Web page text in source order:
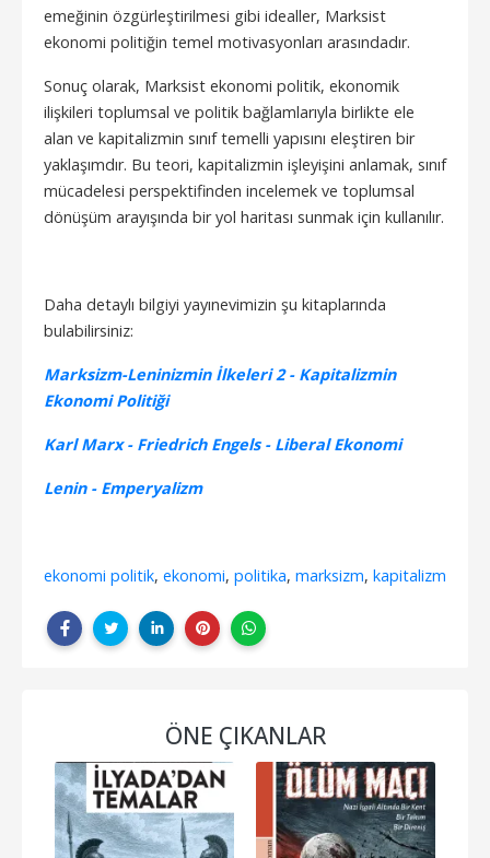
emeğinin özgürleştirilmesi gibi idealler, Marksist
ekonomi politiğin temel motivasyonları arasındadır.
Sonuç olarak, Marksist ekonomi politik, ekonomik
ilişkileri toplumsal ve politik bağlamlarıyla birlikte ele
alan ve kapitalizmin sınıf temelli yapısını eleştiren bir
yaklaşımdır. Bu teori, kapitalizmin işleyişini anlamak, sınıf
mücadelesi perspektifinden incelemek ve toplumsal
dönüşüm arayışında bir yol haritası sunmak için kullanılır.
Daha detaylı bilgiyi yayınevimizin şu kitaplarında
bulabilirsiniz:
Marksizm-Leninizmin İlkeleri 2 - Kapitalizmin
Ekonomi Politiği
Karl Marx - Friedrich Engels - Liberal Ekonomi
Lenin - Emperyalizm
ekonomi politik, ekonomi, politika, marksizm, kapitalizm
ÖNE ÇIKANLAR